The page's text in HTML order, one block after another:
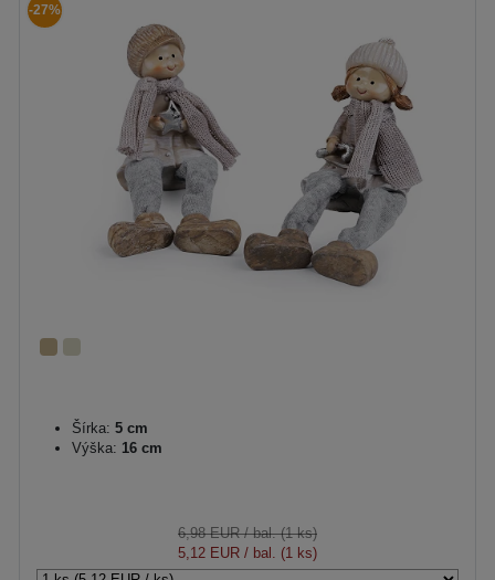
-27%
Šírka: 5 cm
Výška: 16 cm
6,98 EUR/ bal. (1 ks)
5,12 EUR / bal. (1 ks)